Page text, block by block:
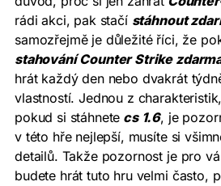
rádi akci, pak stačí stáhnout
samozřejmě je důležité říci, že
stahování Counter Strike
hrát každý den nebo dvakrát
vlastností. Jednou z
pokud si stáhnete cs 1.6, je
v této hře nejlepší, musíte si
detailů. Takže pozornost je pro
budete hrát tuto hru velmi často,